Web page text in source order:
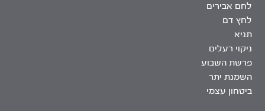
לחם אבירים
לחץ דם
תניא
ניקוי רעלים
פרשת השבוע
השמנת יתר
ביטחון עצמי